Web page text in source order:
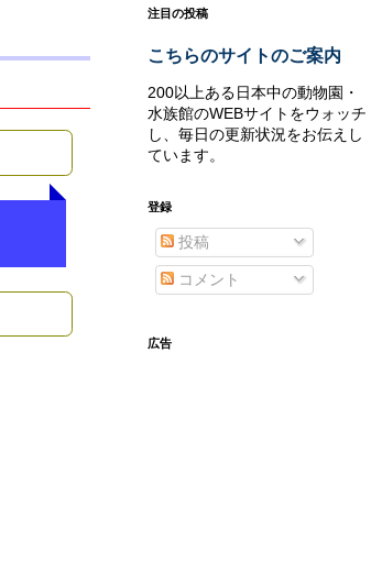
注目の投稿
こちらのサイトのご案内
200以上ある日本中の動物園・
水族館のWEBサイトをウォッチ
し、毎日の更新状況をお伝えし
ています。
登録
投稿
コメント
広告